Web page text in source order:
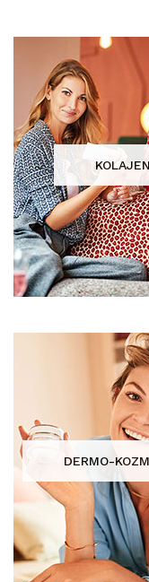
DERMO-